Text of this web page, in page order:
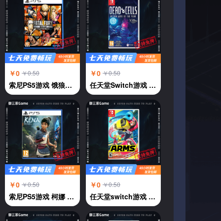
￥0 ￥0.50
索尼PS5游戏 饿狼传说 群狼都市 中文
￥0 ￥0.50
任天堂Switch游戏 NS 死亡细胞deadcells 年度版 横版过关 中文
￥0 ￥0.50
索尼PS5游戏 柯娜 奇纳 KENA 凯娜 灵魂之桥 中文
￥0 ￥0.50
任天堂switch游戏 强力拳击 神臂斗士 Arms 伸缩拳击 中文